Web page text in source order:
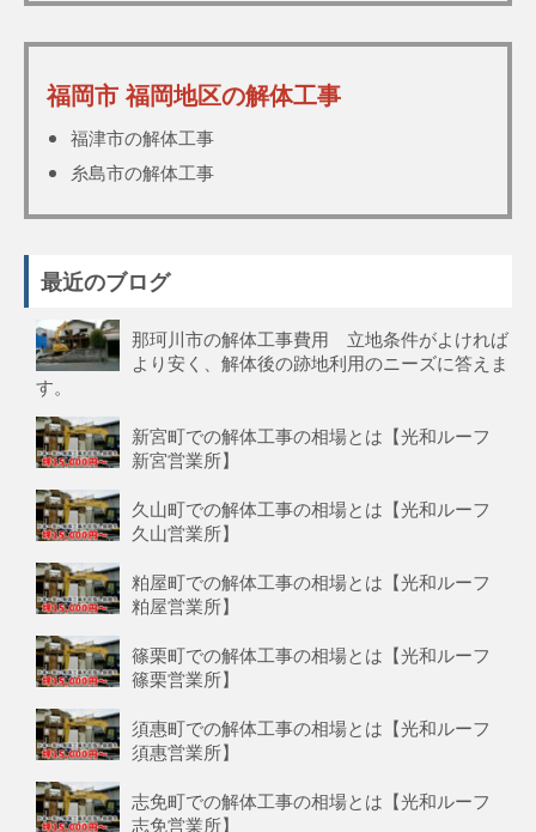
福岡市 福岡地区の解体工事
福津市の解体工事
糸島市の解体工事
最近のブログ
那珂川市の解体工事費用 立地条件がよければ
より安く、解体後の跡地利用のニーズに答えま
す。
新宮町での解体工事の相場とは【光和ルーフ
新宮営業所】
久山町での解体工事の相場とは【光和ルーフ
久山営業所】
粕屋町での解体工事の相場とは【光和ルーフ
粕屋営業所】
篠栗町での解体工事の相場とは【光和ルーフ
篠栗営業所】
須惠町での解体工事の相場とは【光和ルーフ
須惠営業所】
志免町での解体工事の相場とは【光和ルーフ
志免営業所】